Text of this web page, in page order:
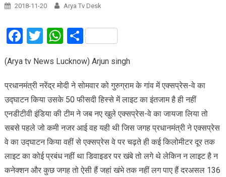
2018-11-20 Arya Tv Desk
Facebook
Twitter
WhatsApp
Share
(Arya tv News Lucknow) Arjun singh
प्रधानमंत्री नरेंद्र मोदी ने सोमवार को गुरुग्राम के गांव में एक्सप्रेस-वे का
उद्घाटन किया उसके 50 फीसदी हिस्से में लाइट का इंतजाम है ही नहीं
एनडीटीवी इंडिया की टीम ने जब नए खुले एक्सप्रेस-वे का जायजा लिया तो
सबसे पहले जो कमी नजर आई वह यही थी जिस जगह प्रधानमंत्री ने एक्सप्रेस
वे का उद्घाटन किया वहीं से एक्सप्रेस वे पर चढ़ते ही कई किलोमीटर दूर तक
लाइट का कोई प्रबंध नहीं था डिवाइडर पर खंबे तो लगे थे लेकिन न लाइट है न
कनेक्शन और कुछ जगह तो ऐसी हैं जहां खंभे तक नहीं लग पाए हैं दरअसल 136